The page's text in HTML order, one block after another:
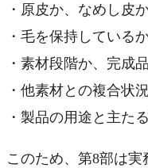
・原皮か、なめし皮
・毛を保持している
・素材段階か、完成
・他素材との複合状況
・製品の用途と主た
このため、第8部は